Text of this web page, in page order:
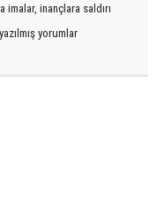
inançlara saldırı
yorumlar